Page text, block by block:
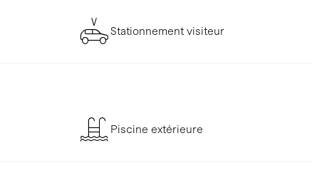
Stationnement visiteur
Piscine extérieure